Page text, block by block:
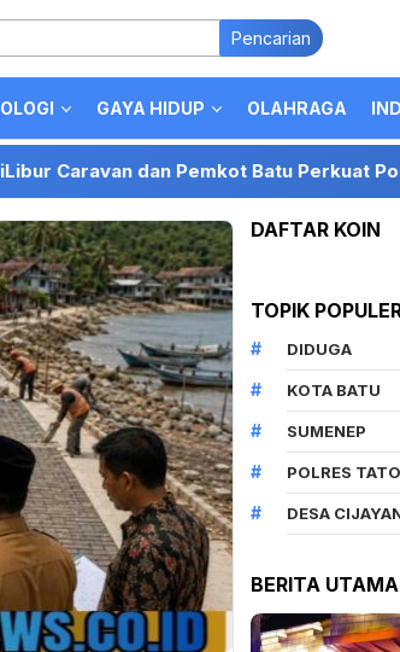
Pencarian
GAYA HIDUP OLAHRAGA
dan Pemkot Batu Perkuat Posisi Kota
DAFTAR KOIN
TOPIK
DIDUGA
KOTA BATU
SUMENEP
POLRES
DESA
BERITA UTAMA